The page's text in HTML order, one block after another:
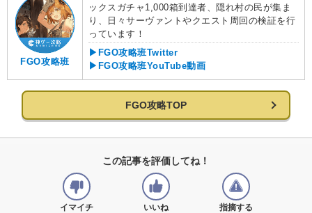
FGO攻略班
ックスガチャ1,000箱到達者、隠れ村の民が集ま
り、日々サーヴァントやクエスト周回の検証を行
っています！
▶FGO攻略班Twitter
▶FGO攻略班YouTube動画
FGO攻略TOP
この記事を評価してね！
イマイチ いいね 指摘する